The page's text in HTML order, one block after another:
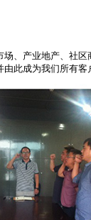
、产业地产、社
此成为我们所有客